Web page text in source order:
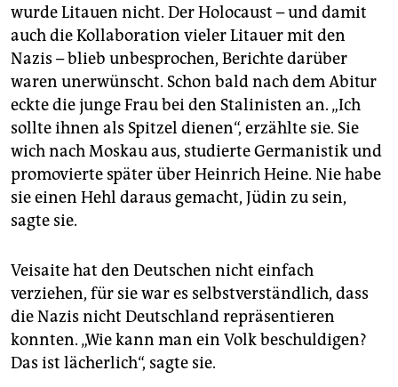
wurde Litauen nicht. Der Holocaust – und damit
auch die Kollaboration vieler Litauer mit den
Nazis – blieb unbesprochen, Berichte darüber
waren unerwünscht. Schon bald nach dem Abitur
eckte die junge Frau bei den Stalinisten an. „Ich
sollte ihnen als Spitzel dienen“, erzählte sie. Sie
wich nach Moskau aus, studierte Germanistik und
promovierte später über Heinrich Heine. Nie habe
sie einen Hehl daraus gemacht, Jüdin zu sein,
sagte sie.
Veisaite hat den Deutschen nicht einfach
verziehen, für sie war es selbstverständlich, dass
die Nazis nicht Deutschland repräsentieren
konnten. „Wie kann man ein Volk beschuldigen?
Das ist lächerlich“, sagte sie.